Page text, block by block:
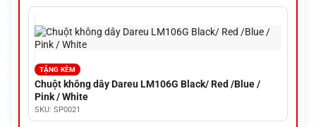
TẶNG KÈM
Chuột không dây Dareu LM106G Black/ Red /Blue /
Pink / White
SKU: SP0021